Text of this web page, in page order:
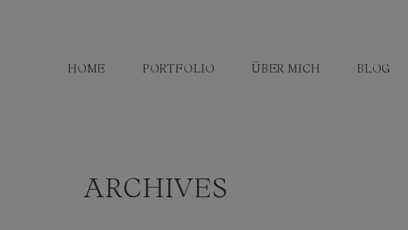
HOME PORTFOLIO ÜBER MICH BLOG
ARCHIVES